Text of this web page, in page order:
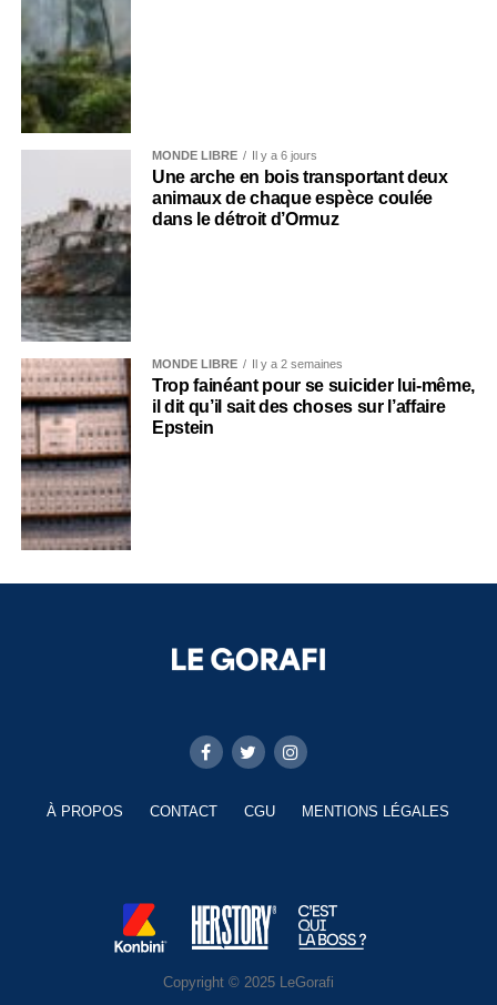
MONDE LIBRE Il y a 6 jours
Une arche en bois transportant deux
animaux de chaque espèce coulée
dans le détroit d’Ormuz
MONDE LIBRE Il y a 2 semaines
Trop fainéant pour se suicider lui-même,
il dit qu’il sait des choses sur l’affaire
Epstein
À PROPOS CONTACT CGU MENTIONS LÉGALES
Copyright © 2025 LeGorafi